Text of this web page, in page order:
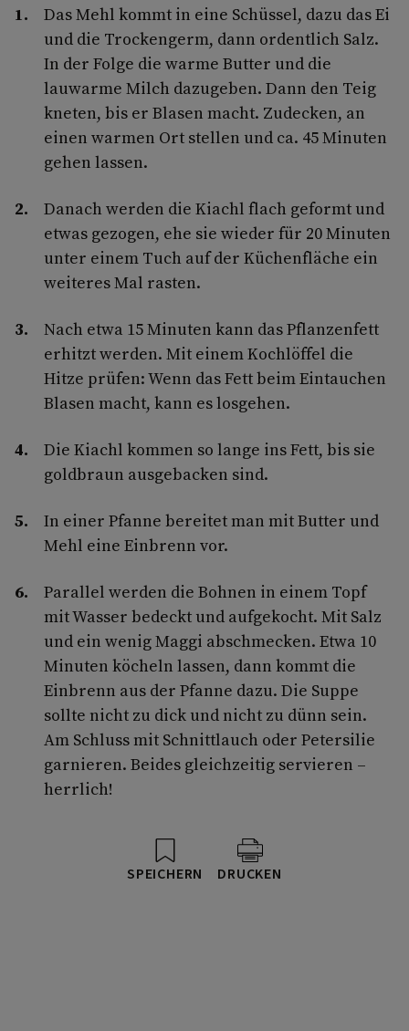
Das Mehl kommt in eine Schüssel, dazu das Ei
und die Trockengerm, dann ordentlich Salz.
In der Folge die warme Butter und die
lauwarme Milch dazugeben. Dann den Teig
kneten, bis er Blasen macht. Zudecken, an
einen warmen Ort stellen und ca. 45 Minuten
gehen lassen.
Danach werden die Kiachl flach geformt und
etwas gezogen, ehe sie wieder für 20 Minuten
unter einem Tuch auf der Küchenfläche ein
weiteres Mal rasten.
Nach etwa 15 Minuten kann das Pflanzenfett
erhitzt werden. Mit einem Kochlöffel die
Hitze prüfen: Wenn das Fett beim Eintauchen
Blasen macht, kann es losgehen.
Die Kiachl kommen so lange ins Fett, bis sie
goldbraun ausgebacken sind.
In einer Pfanne bereitet man mit Butter und
Mehl eine Einbrenn vor.
Parallel werden die Bohnen in einem Topf
mit Wasser bedeckt und aufgekocht. Mit Salz
und ein wenig Maggi abschmecken. Etwa 10
Minuten köcheln lassen, dann kommt die
Einbrenn aus der Pfanne dazu. Die Suppe
sollte nicht zu dick und nicht zu dünn sein.
Am Schluss mit Schnittlauch oder Petersilie
garnieren. Beides gleichzeitig servieren –
herrlich!
SPEICHERN DRUCKEN